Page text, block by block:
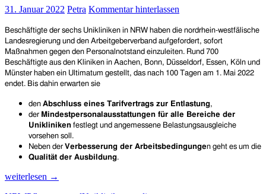
aber
wieder
„vergessen“
–
seit
acht
Beschäftigte
in
den
in
NRW
31. Januar 2022 Petra Kommentar hinterlassen
Beschäftigte der sechs Unikliniken in NRW haben die nordrhein-westfälische
Landesregierung und den Arbeitgeberverband aufgefordert, sofort
Maßnahmen gegen den Personalnotstand einzuleiten. Rund 700
Beschäftigte aus den Kliniken in Aachen, Bonn, Düsseldorf, Essen, Köln und
Münster haben ein Ultimatum gestellt, das nach 100 Tagen am 1. Mai 2022
endet. Bis dahin erwarten sie
den Abschluss eines Tarifvertrags zur Entlastung,
der Mindestpersonalausstattungen für alle Bereiche der
Unikliniken festlegt und angemessene Belastungsausgleiche
vorsehen soll.
Neben der Verbesserung der Arbeitsbedingungen geht es um die
Qualität der Ausbildung.
Notruf
weiterlesen →